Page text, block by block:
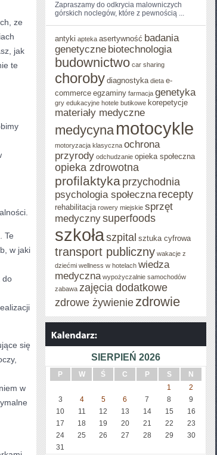
CHARAKTERYZUJE
ze
jak
te
Te
w jaki
do
się
w
Zapraszamy do odkrycia malowniczych
górskich noclegów, które z pewnością ...
antyki apteka asertywność badania
genetyczne biotechnologia
budownictwo car sharing
choroby diagnostyka dieta e-
commerce egzaminy farmacja genetyka
gry edukacyjne hotele butikowe korepetycje
materiały medyczne
medycyna motocykle
motoryzacja klasyczna ochrona
przyrody odchudzanie opieka społeczna
opieka zdrowotna
profilaktyka przychodnia
psychologia społeczna recepty
rehabilitacja rowery miejskie sprzęt
medycznysuperfoods
szkołaszpital sztuka cyfrowa
transport publiczny wakacje z
dziećmi wellness w hotelach wiedza
medyczna wypożyczalnie samochodów
zabawa zajęcia dodatkowe
zdrowe żywienie zdrowie
SIERPIEŃ 2026
P W Ś C P S
N
1
2
3
4 5 6 7 8
9
10
11 12 13 14 15
16
17
18 19 20 21 22
23
24
25 26 27 28 29
30
31